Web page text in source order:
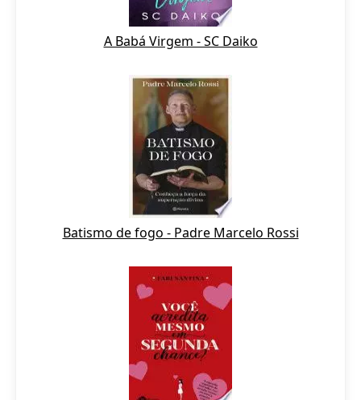
A Babá Virgem - SC Daiko
Batismo de fogo - Padre Marcelo Rossi